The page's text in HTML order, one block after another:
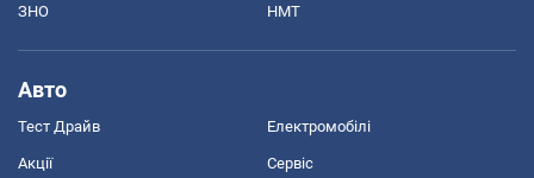
ЗНО НМТ
Авто
Тест Драйв Електромобілі
Акції Сервіс